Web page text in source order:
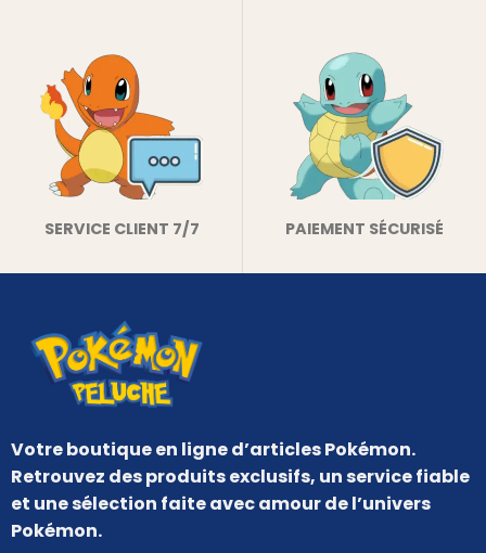
SERVICE CLIENT 7/7 PAIEMENT SÉCURISÉ
Votre boutique en ligne d’articles Pokémon.
Retrouvez des produits exclusifs, un service fiable
et une sélection faite avec amour de l’univers
Pokémon.